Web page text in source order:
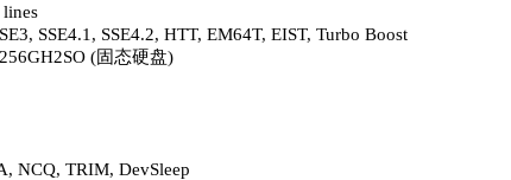
SSE4.1, SSE4.2, HTT, EM64T, EIST, Turbo Boost
(固态硬盘)
NCQ, TRIM, DevSleep